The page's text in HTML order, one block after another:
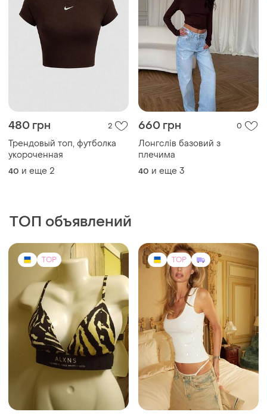
480 грн 2
Трендовый топ, футболка
укороченная
40 и еще 2
660 грн 0
Лонгслів базовий з
плечима
40 и еще 3
ТОП объявлений
TOP TOP